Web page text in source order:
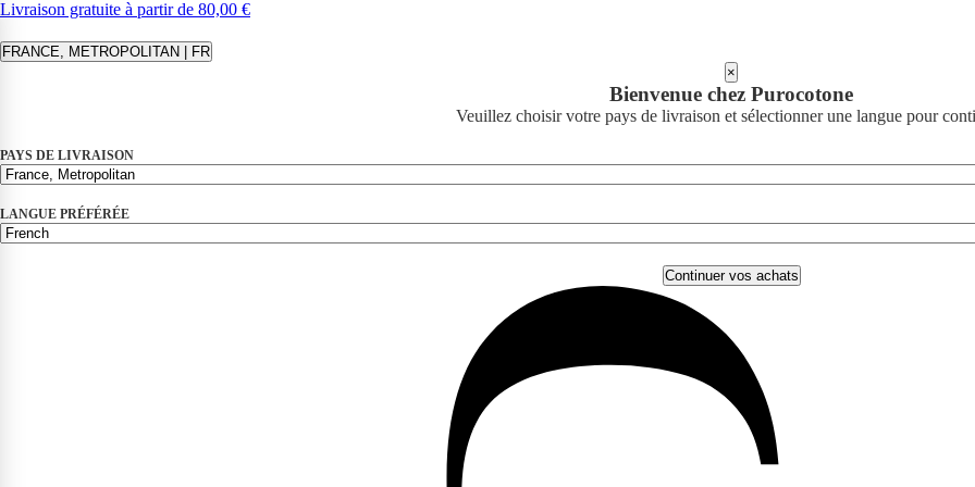
Livraison gratuite à partir de 80,00 €
FRANCE, METROPOLITAN | FR
×
Bienvenue chez Purocotone
Veuillez choisir votre pays de livraison et sélectionner une langue pour
PAYS DE LIVRAISON
LANGUE PRÉFÉRÉE
Continuer vos achats